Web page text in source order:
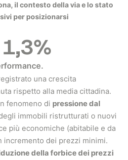
il contesto della via e lo stato
per posizionarsi
1,3%
una crescita
rispetto alla media cittadina.
fenomeno di pressione dal
immobili ristrutturati o nuovi
più economiche (abitabile e da
incremento dei prezzi minimi.
della forbice dei prezzi